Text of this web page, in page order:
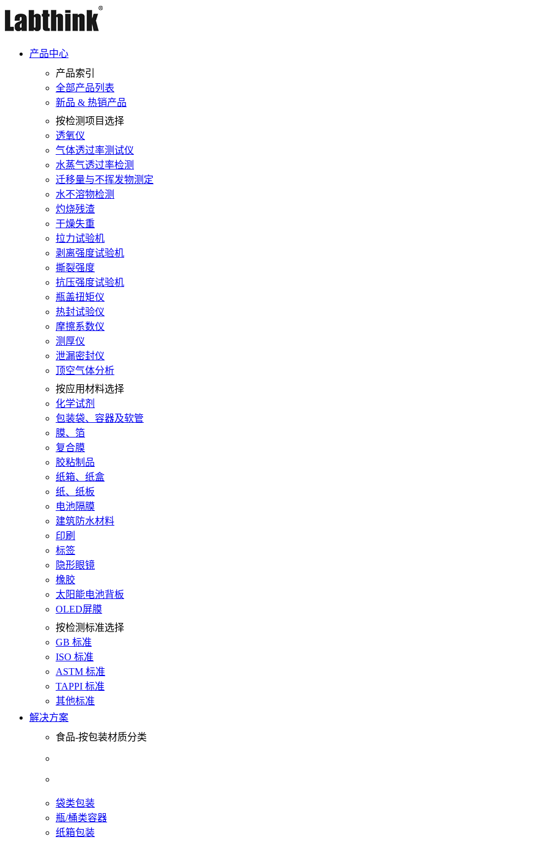
产品中心
产品索引
全部产品列表
新品 & 热销产品
按检测项目选择
透氧仪
气体透过率测试仪
水蒸气透过率检测
迁移量与不挥发物测定
水不溶物检测
灼烧残渣
干燥失重
拉力试验机
剥离强度试验机
撕裂强度
抗压强度试验机
瓶盖扭矩仪
热封试验仪
摩擦系数仪
测厚仪
泄漏密封仪
顶空气体分析
按应用材料选择
化学试剂
包装袋、容器及软管
膜、箔
复合膜
胶粘制品
纸箱、纸盒
纸、纸板
电池隔膜
建筑防水材料
印刷
标签
隐形眼镜
橡胶
太阳能电池背板
OLED屏膜
按检测标准选择
GB 标准
ISO 标准
ASTM 标准
TAPPI 标准
其他标准
解决方案
食品-按包装材质分类
袋类包装
瓶/桶类容器
纸箱包装